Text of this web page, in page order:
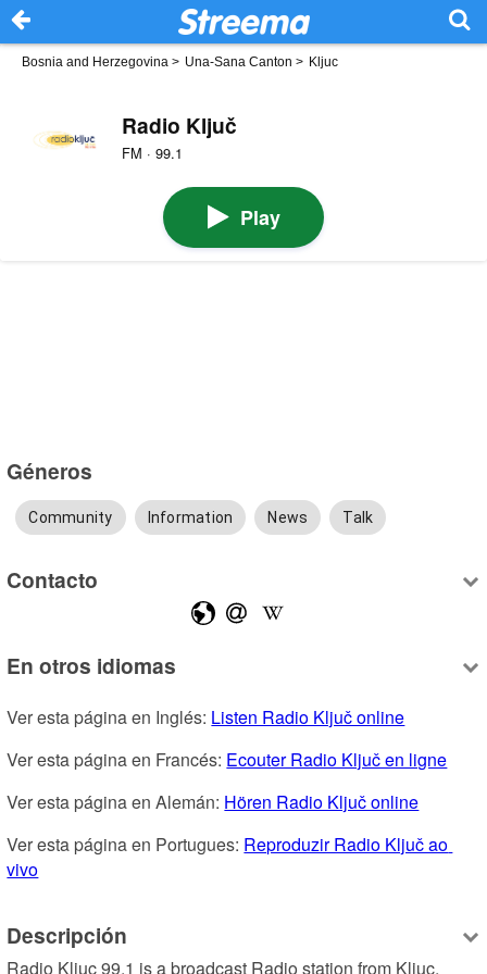
Bosnia and Herzegovina > Una-Sana Canton > Kljuc
Radio Ključ
FM · 99.1
Play
Géneros
Community Information News Talk
Contacto
En otros idiomas
Ver esta página en Inglés: Listen Radio Ključ online
Ver esta página en Francés: Ecouter Radio Ključ en ligne
Ver esta página en Alemán: Hören Radio Ključ online
Ver esta página en Portugues: Reproduzir Radio Ključ ao
vivo
Descripción
Radio Kljuc 99.1 is a broadcast Radio station from Kljuc,